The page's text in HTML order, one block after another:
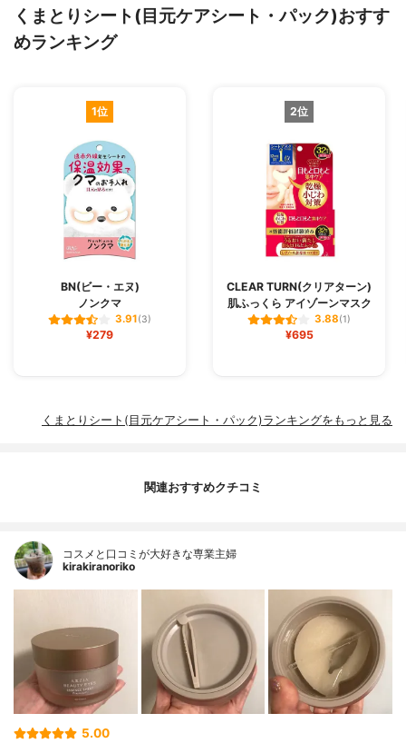
くまとりシート(目元ケアシート・パック)おすす
めランキング
1位
BN(ビー・エヌ)
ノンクマ
3.91(3)
¥279
2位
CLEAR TURN(クリアターン)
肌ふっくら アイゾーンマスク
3.88(1)
¥695
くまとりシート(目元ケアシート・パック)ランキングをもっと見る
関連おすすめクチコミ
コスメと口コミが大好きな専業主婦
kirakiranoriko
5.00